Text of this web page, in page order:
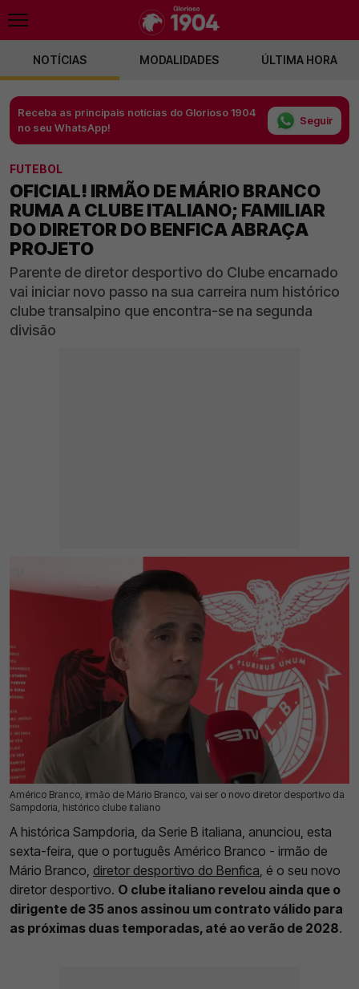
NOTÍCIAS MODALIDADES ÚLTIMA HORA
Receba as principais notícias do Glorioso 1904
no seu WhatsApp!
Seguir
FUTEBOL
OFICIAL! IRMÃO DE MÁRIO BRANCO
RUMA A CLUBE ITALIANO; FAMILIAR
DO DIRETOR DO BENFICA ABRAÇA
PROJETO
Parente de diretor desportivo do Clube encarnado
vai iniciar novo passo na sua carreira num histórico
clube transalpino que encontra-se na segunda
divisão
Américo Branco, irmão de Mário Branco, vai ser o novo diretor desportivo da
Sampdoria, histórico clube italiano
14 Jun 2026 | 17:24 | 0
A histórica Sampdoria, da Serie B italiana, anunciou, esta
sexta-feira, que o português Américo Branco - irmão de
Mário Branco, diretor desportivo do Benfica, é o seu novo
diretor desportivo. O clube italiano revelou ainda que o
dirigente de 35 anos assinou um contrato válido para
as próximas duas temporadas, até ao verão de 2028.